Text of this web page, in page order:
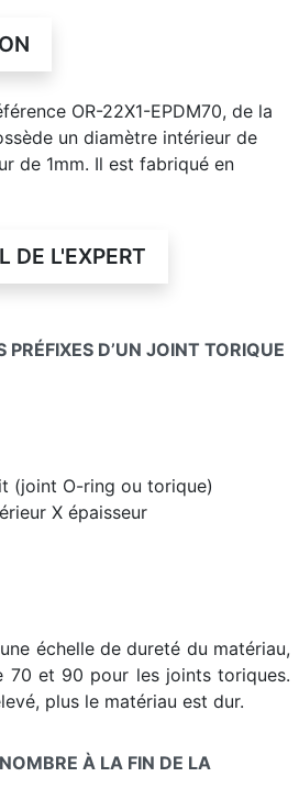
OR-22X1-EPDM70, de la
un diamètre intérieur de
de 1mm. Il est fabriqué en
DE L'EXPERT
D’UN JOINT TORIQUE
(joint O-ring ou torique)
X épaisseur
échelle de dureté du matériau,
70 et 90 pour les joints toriques.
plus le matériau est dur.
À LA FIN DE LA